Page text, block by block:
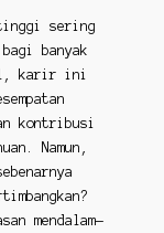
sering
banyak
karir ini
kontribusi
Namun,
mendalam—